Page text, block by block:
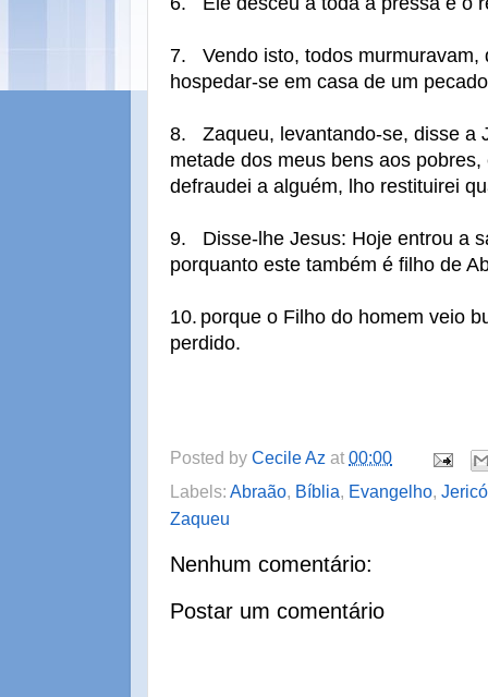
7.
Vendo isto, todos
hospedar-se em casa de um
8.
Zaqueu, levantando-se, disse a
metade dos meus bens aos
defraudei a alguém, lho restituirei
9.
Disse-lhe Jesus: Hoje entrou a
porquanto este também é filho de
10. porque o Filho do homem veio
perdido.
Posted by Cecile Az at 00:00
Labels: Abraão, Bíblia, Evangelho, Jericó
Zaqueu
Nenhum comentário:
Postar um comentário